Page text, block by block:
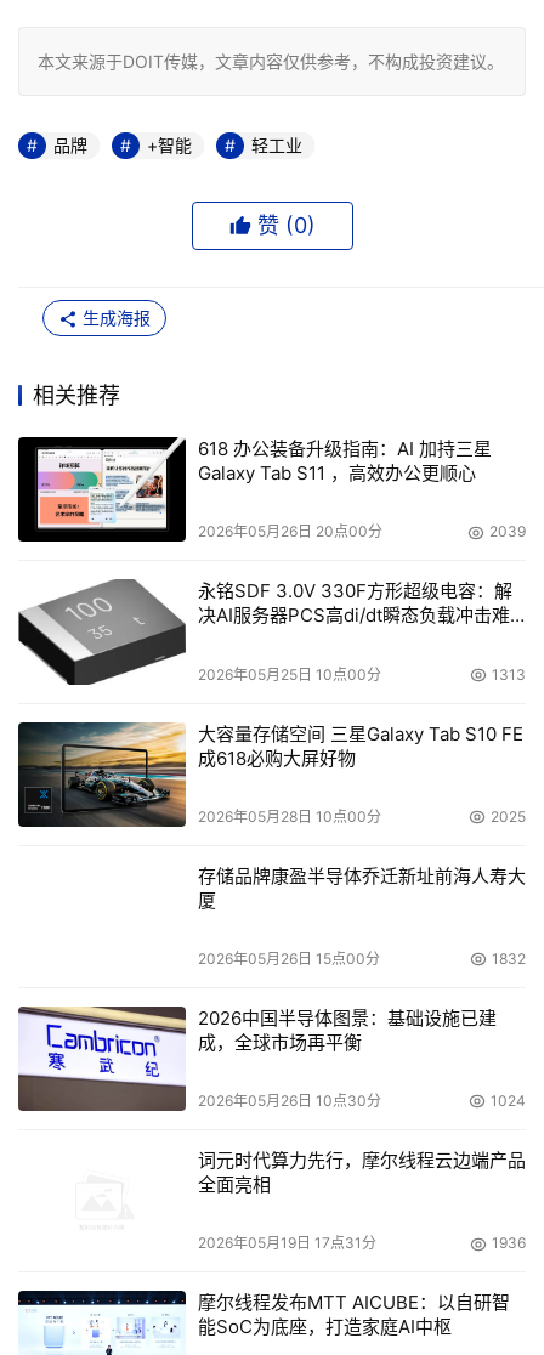
本文来源于DOIT传媒，文章内容仅供参考，不构成投资建议。
品牌 +智能 轻工业
赞 (0)
生成海报
相关推荐
618 办公装备升级指南：AI 加持三星
Galaxy Tab S11 ，高效办公更顺心
2026年05月26日 20点00分 2039
永铭SDF 3.0V 330F方形超级电容：解
决AI服务器PCS高di/dt瞬态负载冲击难
2026年05月25日 10点00分 1313
大容量存储空间 三星Galaxy Tab S10 FE
成618必购大屏好物
2026年05月28日 10点00分 2025
存储品牌康盈半导体乔迁新址前海人寿大
厦
2026年05月26日 15点00分 1832
2026中国半导体图景：基础设施已建
成，全球市场再平衡
2026年05月26日 10点30分 1024
词元时代算力先行，摩尔线程云边端产品
全面亮相
2026年05月19日 17点31分 1936
摩尔线程发布MTT AICUBE：以自研智
能SoC为底座，打造家庭AI中枢